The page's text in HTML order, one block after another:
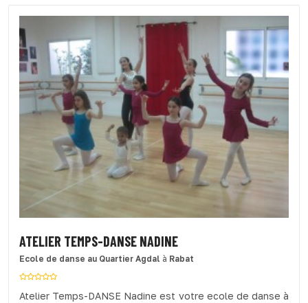
ATELIER TEMPS-DANSE NADINE
Ecole de danse au Quartier Agdal à Rabat
Atelier Temps-DANSE Nadine est votre ecole de danse à